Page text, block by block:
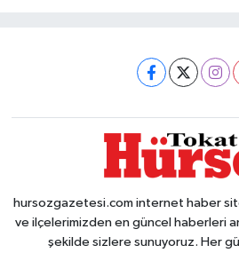
hursozgazetesi.com internet haber
ve ilçelerimizden en güncel haberleri
şekilde sizlere sunuyoruz. Her